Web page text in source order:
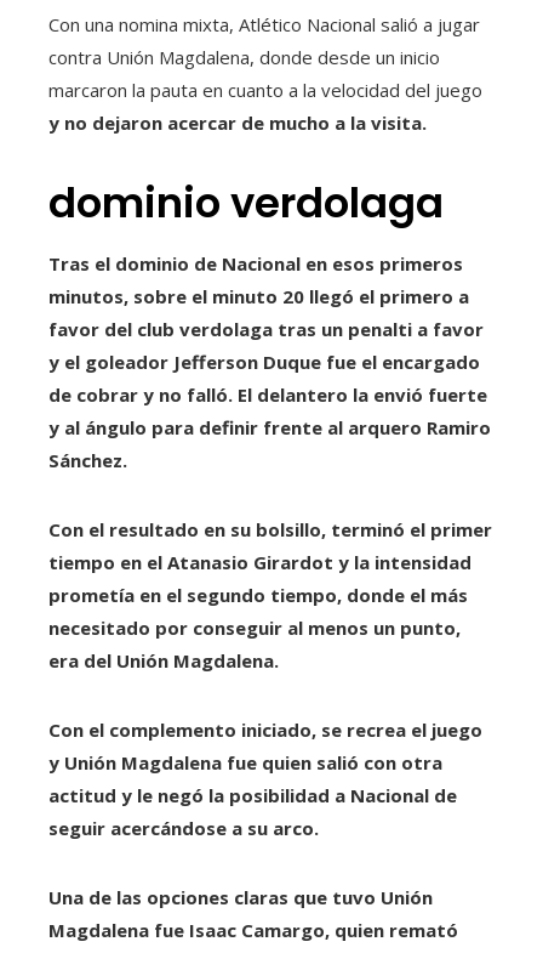
Con una nomina mixta, Atlético Nacional salió a jugar
contra Unión Magdalena, donde desde un inicio
marcaron la pauta en cuanto a la velocidad del juego
y no dejaron acercar de mucho a la visita.
dominio verdolaga
Tras el dominio de Nacional en esos primeros
minutos, sobre el minuto 20 llegó el primero a
favor del club verdolaga tras un penalti a favor
y el goleador Jefferson Duque fue el encargado
de cobrar y no falló. El delantero la envió fuerte
y al ángulo para definir frente al arquero Ramiro
Sánchez.
Con el resultado en su bolsillo, terminó el primer
tiempo en el Atanasio Girardot y la intensidad
prometía en el segundo tiempo, donde el más
necesitado por conseguir al menos un punto,
era del Unión Magdalena.
Con el complemento iniciado, se recrea el juego
y Unión Magdalena fue quien salió con otra
actitud y le negó la posibilidad a Nacional de
seguir acercándose a su arco.
Una de las opciones claras que tuvo Unión
Magdalena fue Isaac Camargo, quien remató